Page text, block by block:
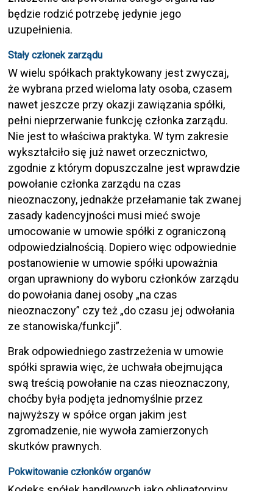
będzie rodzić potrzebę jedynie jego
uzupełnienia.
Stały członek zarządu
W wielu spółkach praktykowany jest zwyczaj,
że wybrana przed wieloma laty osoba, czasem
nawet jeszcze przy okazji zawiązania spółki,
pełni nieprzerwanie funkcję członka zarządu.
Nie jest to właściwa praktyka. W tym zakresie
wykształciło się już nawet orzecznictwo,
zgodnie z którym dopuszczalne jest wprawdzie
powołanie członka zarządu na czas
nieoznaczony, jednakże przełamanie tak zwanej
zasady kadencyjności musi mieć swoje
umocowanie w umowie spółki z ograniczoną
odpowiedzialnością. Dopiero więc odpowiednie
postanowienie w umowie spółki upoważnia
organ uprawniony do wyboru członków zarządu
do powołania danej osoby „na czas
nieoznaczony” czy też „do czasu jej odwołania
ze stanowiska/funkcji”.
Brak odpowiedniego zastrzeżenia w umowie
spółki sprawia więc, że uchwała obejmująca
swą treścią powołanie na czas nieoznaczony,
choćby była podjęta jednomyślnie przez
najwyższy w spółce organ jakim jest
zgromadzenie, nie wywoła zamierzonych
skutków prawnych.
Pokwitowanie członków organów